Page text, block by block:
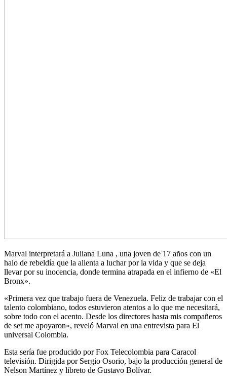
Marval interpretará a Juliana Luna , una joven de 17 años con un
halo de rebeldía que la alienta a luchar por la vida y que se deja
llevar por su inocencia, donde termina atrapada en el infierno de «El
Bronx».
«Primera vez que trabajo fuera de Venezuela. Feliz de trabajar con el
talento colombiano, todos estuvieron atentos a lo que me necesitará,
sobre todo con el acento. Desde los directores hasta mis compañeros
de set me apoyaron», reveló Marval en una entrevista para El
universal Colombia.
Esta sería fue producido por Fox Telecolombia para Caracol
televisión. Dirigida por Sergio Osorio, bajo la producción general de
Nelson Martínez y libreto de Gustavo Bolívar.